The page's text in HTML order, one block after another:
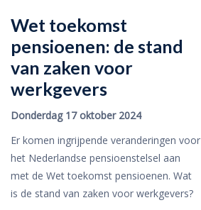
Wet toekomst
pensioenen: de stand
van zaken voor
werkgevers
Donderdag 17 oktober 2024
Er komen ingrijpende veranderingen voor
het Nederlandse pensioenstelsel aan
met de Wet toekomst pensioenen. Wat
is de stand van zaken voor werkgevers?